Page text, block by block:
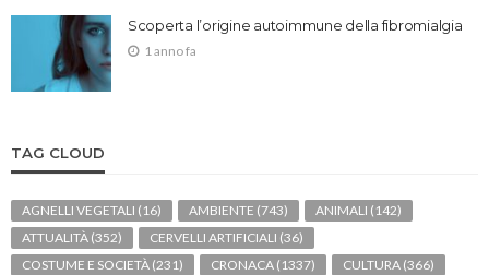
Scoperta l’origine autoimmune della fibromialgia
1 anno fa
TAG CLOUD
AGNELLI VEGETALI (16) AMBIENTE (743) ANIMALI (142)
ATTUALITÀ (352) CERVELLI ARTIFICIALI (36)
COSTUME E SOCIETÀ (231) CRONACA (1337) CULTURA (366)